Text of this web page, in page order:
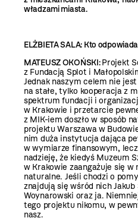
władzami miasta.
ELŻBIETA SALA: Kto
MATEUSZ OKOŃSKI:Projekt
z Fundacją Splot i
Jednak naszym celem nie
na stałe, tylko kooperacja z
spektrum fundacji i
w Krakowie i przetarcie
z MIK-iem doszło w sposób
projektu Warszawa w
nim duża instytucja dająca
w wymiarze finansowym,
nadzieję, że kiedyś Muzeum
w Krakowie zaangażuje się w
naturalne. Jeśli chodzi o
znajdują się wśród nich Jakub
Woynarowski oraz ja.
tego projektu nikomu, w
nasz.